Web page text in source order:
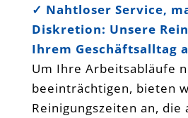
✓ Nahtloser Service,
Diskretion: Unsere
Ihrem Geschäftsalltag
Um Ihre Arbeitsabläufe
beeinträchtigen, bieten
Reinigungszeiten an,